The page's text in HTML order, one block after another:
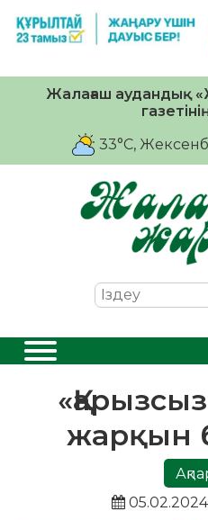
Жалағаш аудандық
33°C,
жарқын
05.02.2024